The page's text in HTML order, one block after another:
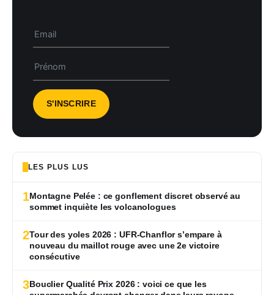
LES PLUS LUS
1Montagne Pelée : ce gonflement discret observé au
sommet inquiète les volcanologues
2Tour des yoles 2026 : UFR-Chanflor s’empare à
nouveau du maillot rouge avec une 2e victoire
consécutive
3Bouclier Qualité Prix 2026 : voici ce que les